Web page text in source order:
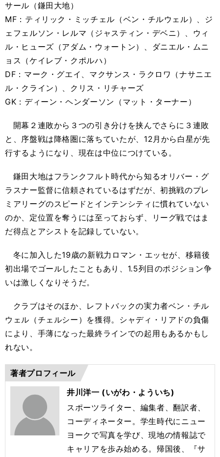
サール（鎌田大地）
MF：ティリック・ミッチェル（ベン・チルウェル）、ジ
ェフェルソン・レルマ（ジャスティン・デベニ）、ウィ
ル・ヒューズ（アダム・ウォートン）、ダニエル・ムニ
ョス（ケイレブ・クポルハ）
DF：マーク・グエイ、マクサンス・ラクロワ（ナサニエ
ル・クライン）、クリス・リチャーズ
GK：ディーン・ヘンダーソン（マット・ターナー）
開幕２連敗から３つの引き分けを挟んでさらに３連敗
と、序盤戦は降格圏に落ちていたが、12月から白星が先
行するようになり、現在は中位につけている。
鎌田大地はフランクフルト時代から知るオリバー・グ
ラスナー監督に信頼されているはずだが、初挑戦のプレ
ミアリーグのスピードとインテンシティに慣れていない
のか、定位置を奪うには至っておらず、リーグ戦ではま
だ得点とアシストを記録していない。
冬に加入した19歳の新戦力ロマン・エッセが、移籍後
初出場でゴールしたこともあり、1.5列目のポジション争
いは激しくなりそうだ。
クラブはそのほか、レフトバックの実力者ベン・チル
ウェル（チェルシー）を獲得。シャディ・リアドの負傷
により、手薄になった最終ラインでの起用もあるかもし
れない。
著者プロフィール
井川洋一 (いがわ・よういち)
スポーツライター、編集者、翻訳者、
コーディネーター。学生時代にニュー
ヨークで写真を学び、現地の情報誌で
キャリアを歩み始める。帰国後、『サ